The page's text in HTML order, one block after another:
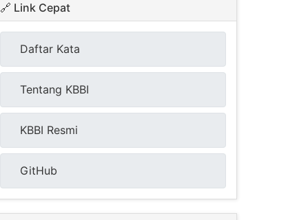
🔗 Link Cepat
Daftar Kata
Tentang KBBI
KBBI Resmi
GitHub